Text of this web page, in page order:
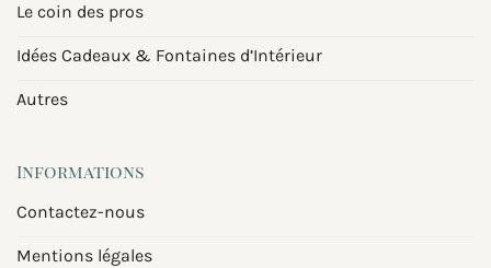
Le coin des pros
Idées Cadeaux & Fontaines d’Intérieur
Autres
Informations
Contactez-nous
Mentions légales